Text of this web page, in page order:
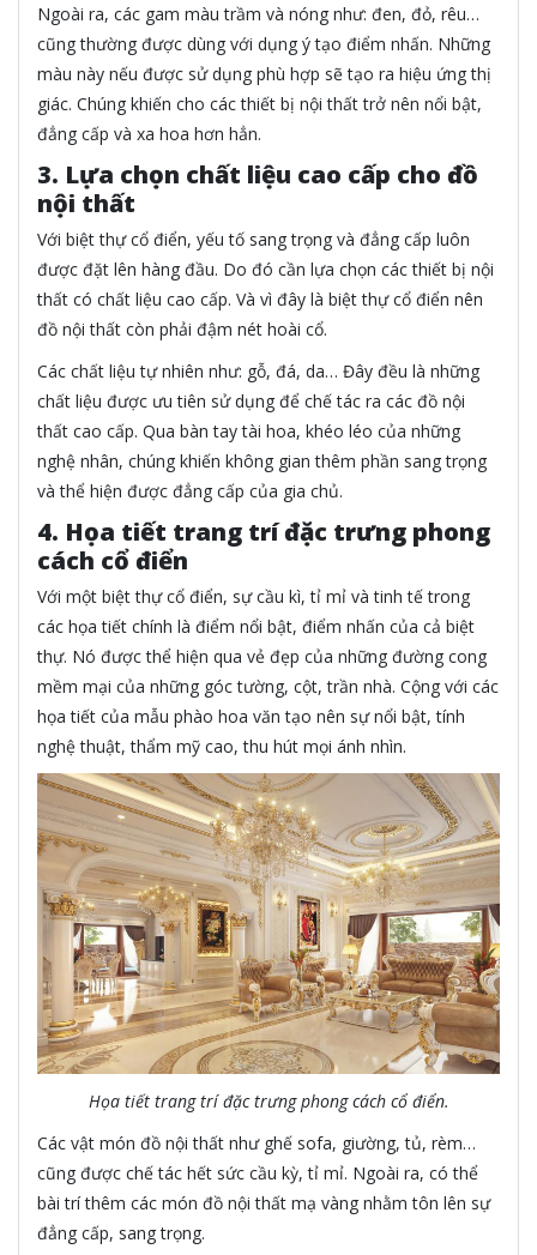
Ngoài ra, các gam màu trầm và nóng như: đen, đỏ, rêu…
cũng thường được dùng với dụng ý tạo điểm nhấn. Những
màu này nếu được sử dụng phù hợp sẽ tạo ra hiệu ứng thị
giác. Chúng khiến cho các thiết bị nội thất trở nên nổi bật,
đẳng cấp và xa hoa hơn hẳn.
3. Lựa chọn chất liệu cao cấp cho đồ
nội thất
Với biệt thự cổ điển, yếu tố sang trọng và đẳng cấp luôn
được đặt lên hàng đầu. Do đó cần lựa chọn các thiết bị nội
thất có chất liệu cao cấp. Và vì đây là biệt thự cổ điển nên
đồ nội thất còn phải đậm nét hoài cổ.
Các chất liệu tự nhiên như: gỗ, đá, da… Đây đều là những
chất liệu được ưu tiên sử dụng để chế tác ra các đồ nội
thất cao cấp. Qua bàn tay tài hoa, khéo léo của những
nghệ nhân, chúng khiến không gian thêm phần sang trọng
và thể hiện được đẳng cấp của gia chủ.
4. Họa tiết trang trí đặc trưng phong
cách cổ điển
Với một biệt thự cổ điển, sự cầu kì, tỉ mỉ và tinh tế trong
các họa tiết chính là điểm nổi bật, điểm nhấn của cả biệt
thự. Nó được thể hiện qua vẻ đẹp của những đường cong
mềm mại của những góc tường, cột, trần nhà. Cộng với các
họa tiết của mẫu phào hoa văn tạo nên sự nổi bật, tính
nghệ thuật, thẩm mỹ cao, thu hút mọi ánh nhìn.
Họa tiết trang trí đặc trưng phong cách cổ điển.
Các vật món đồ nội thất như ghế sofa, giường, tủ, rèm…
cũng được chế tác hết sức cầu kỳ, tỉ mỉ. Ngoài ra, có thể
bài trí thêm các món đồ nội thất mạ vàng nhằm tôn lên sự
đẳng cấp, sang trọng.